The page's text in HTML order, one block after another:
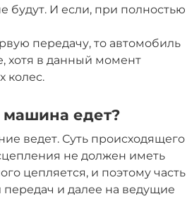
будут. И если, при полностью
передачу, то автомобиль
хотя в данный момент
колес.
машина едет?
ведет. Суть происходящего
не должен иметь
цепляется, и поэтому часть
и далее на ведущие